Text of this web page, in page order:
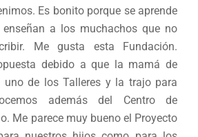
Es bonito porque se aprende
a los muchachos que no
Me gusta esta Fundación.
debido a que la mamá de
uno de los Talleres y la trajo para
además del Centro de
Me parece muy bueno el Proyecto